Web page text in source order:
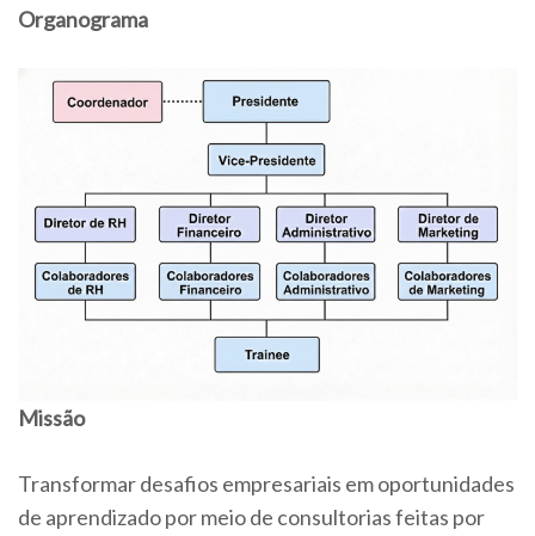
Organograma
Missão
Transformar desafios empresariais em oportunidades
de aprendizado por meio de consultorias feitas por